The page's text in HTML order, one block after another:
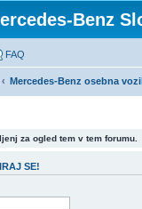
Benz
FAQ
Mercedes-Benz osebna
za ogled tem v tem forumu.
SE!